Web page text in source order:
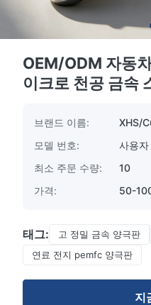
OEM/ODM 자동
이크로 천공 금속
브랜드 이름:
XHS/
모델 번호:
사용자
최소 주문 수량:
10
가격:
50-
태그: 고 정밀 금속 양극판
연료 전지 pemfc 양극판
지